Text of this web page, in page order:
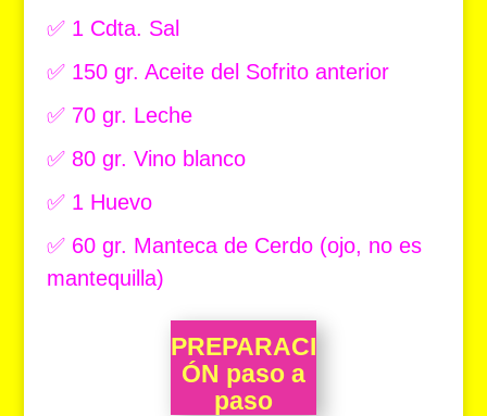
✅ 1 Cdta. Sal
✅ 150 gr. Aceite del Sofrito anterior
✅ 70 gr. Leche
✅ 80 gr. Vino blanco
✅ 1 Huevo
✅ 60 gr. Manteca de Cerdo (ojo, no es
mantequilla)
PREPARACI
ÓN paso a
paso